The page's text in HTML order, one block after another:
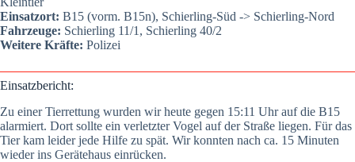
Ein­satz­ort: B15 (vorm. B15n), Schier­ling-Süd -> Schier­ling-Nord
Fahr­zeu­ge: Schier­ling 11/1, Schier­ling 40/2
Wei­te­re Kräf­te: Poli­zei
Ein­satz­be­richt:
Zu einer Tier­ret­tung wur­den wir heu­te gegen 15:11 Uhr auf die B15
alar­miert. Dort soll­te ein ver­letz­ter Vogel auf der Stra­ße lie­gen. Für das
Tier kam lei­der jede Hil­fe zu spät. Wir konn­ten nach ca. 15 Minu­ten
wie­der ins Gerä­te­haus ein­rü­cken.